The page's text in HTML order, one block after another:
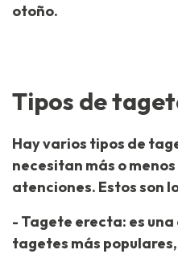
otoño.
Tipos de
Hay varios tipos de
necesitan más o
atenciones. Estos son
- Tagete erecta: es
tagetes más